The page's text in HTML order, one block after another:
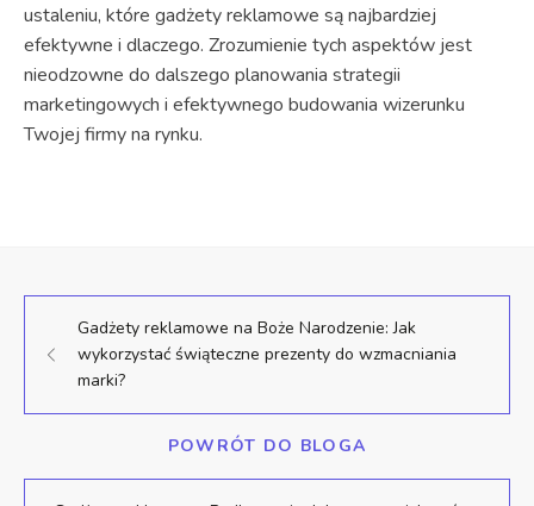
ustaleniu, które gadżety reklamowe są najbardziej
efektywne i dlaczego. Zrozumienie tych aspektów jest
nieodzowne do dalszego planowania strategii
marketingowych i efektywnego budowania wizerunku
Twojej firmy na rynku.
Gadżety reklamowe na Boże Narodzenie: Jak
wykorzystać świąteczne prezenty do wzmacniania
marki?
POWRÓT DO BLOGA